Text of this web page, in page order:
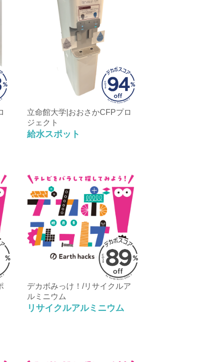
立命館大学|おおさかCFPプロ
ジェクト
給水スポット
デカボみっけ！/リサイクルア
ルミニウム
リサイクルアルミニウム